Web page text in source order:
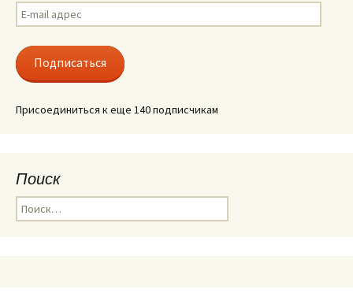
E-
mail
Подписаться
Присоединиться к еще 140 подписчикам
Поиск
Найти: